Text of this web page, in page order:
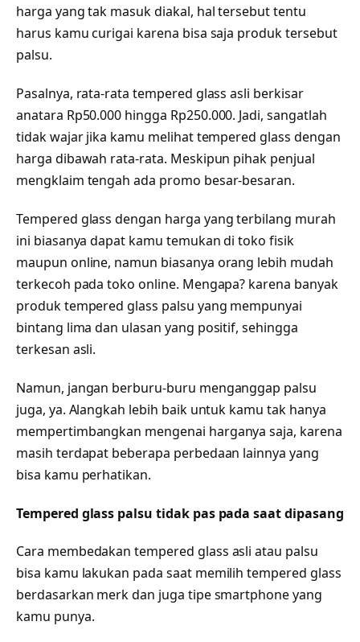
harga yang tak masuk diakal, hal tersebut tentu
harus kamu curigai karena bisa saja produk tersebut
palsu.
Pasalnya, rata-rata tempered glass asli berkisar
anatara Rp50.000 hingga Rp250.000. Jadi, sangatlah
tidak wajar jika kamu melihat tempered glass dengan
harga dibawah rata-rata. Meskipun pihak penjual
mengklaim tengah ada promo besar-besaran.
Tempered glass dengan harga yang terbilang murah
ini biasanya dapat kamu temukan di toko fisik
maupun online, namun biasanya orang lebih mudah
terkecoh pada toko online. Mengapa? karena banyak
produk tempered glass palsu yang mempunyai
bintang lima dan ulasan yang positif, sehingga
terkesan asli.
Namun, jangan berburu-buru menganggap palsu
juga, ya. Alangkah lebih baik untuk kamu tak hanya
mempertimbangkan mengenai harganya saja, karena
masih terdapat beberapa perbedaan lainnya yang
bisa kamu perhatikan.
Tempered glass palsu tidak pas pada saat dipasang
Cara membedakan tempered glass asli atau palsu
bisa kamu lakukan pada saat memilih tempered glass
berdasarkan merk dan juga tipe smartphone yang
kamu punya.